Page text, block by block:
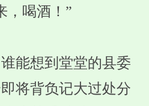
，喝酒！”
能想到堂堂的县委
将背负记大过处分